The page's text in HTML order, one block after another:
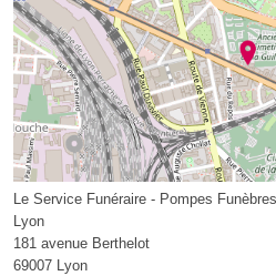
Le Service Funéraire - Pompes
Lyon
181 avenue Berthelot
69007 Lyon